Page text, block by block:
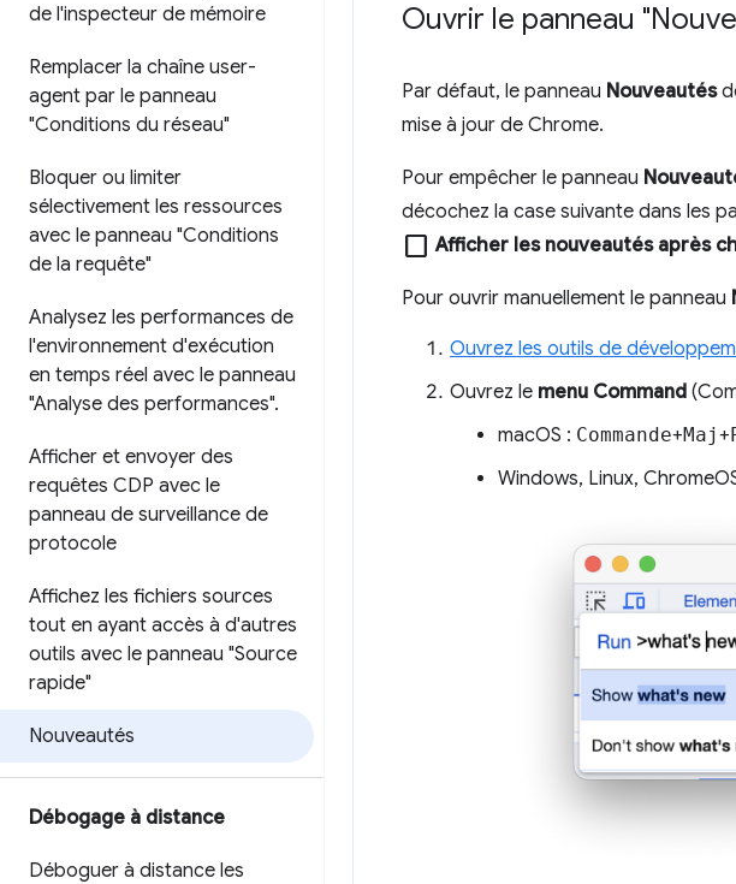
de l'inspecteur de mémoire
Remplacer la chaîne user-
agent par le panneau
"Conditions du réseau"
Bloquer ou limiter
sélectivement les ressources
avec le panneau "Conditions
de la requête"
Analysez les performances de
l'environnement d'exécution
en temps réel avec le panneau
"Analyse des performances".
Afficher et envoyer des
requêtes CDP avec le
panneau de surveillance de
protocole
Affichez les fichiers sources
tout en ayant accès à d'autres
outils avec le panneau "Source
rapide"
Nouveautés
Débogage à distance
Déboguer à distance les
Ouvrir le panneau
Par défaut, le panneau Nouveautés
mise à jour de Chrome.
Pour empêcher le panneau
décochez la case suivante dans les
check_box_outline_blank Afficher les nouveautés après
Pour ouvrir manuellement le panneau
Ouvrez les outils de
Ouvrez le menu Command
macOS : Commande+Maj+
Windows, Linux,